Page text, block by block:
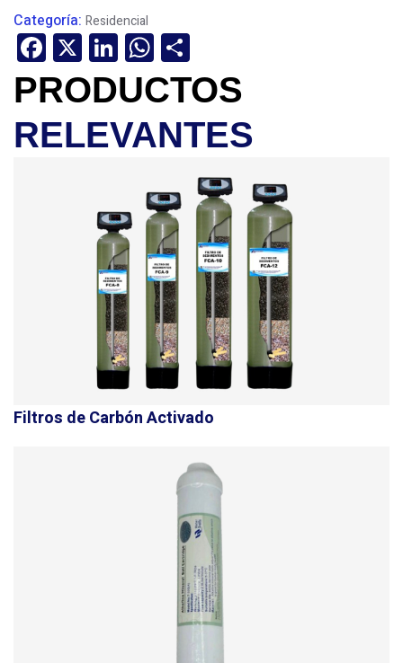
Categoría: Residencial
Facebook
X LinkedIn
WhatsApp
PRODUCTOS
RELEVANTES
Filtros de Carbón Activado